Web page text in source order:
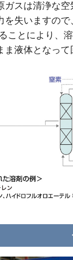
ガスは清浄な
を失いますの
ことにより、
ま液体となっ